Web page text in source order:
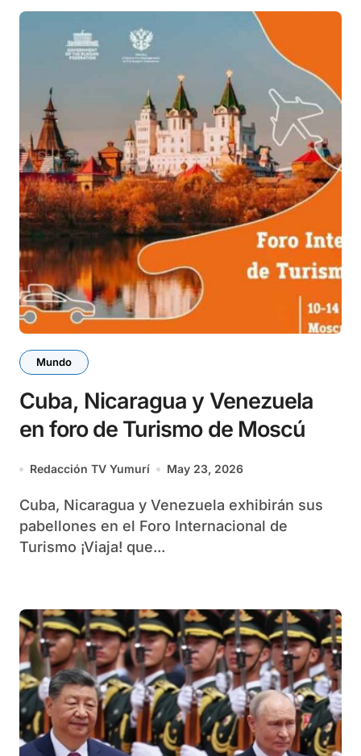
Mundo
Cuba, Nicaragua y Venezuela
en foro de Turismo de Moscú
Redacción TV Yumurí May 23, 2026
Cuba, Nicaragua y Venezuela exhibirán sus
pabellones en el Foro Internacional de
Turismo ¡Viaja! que...